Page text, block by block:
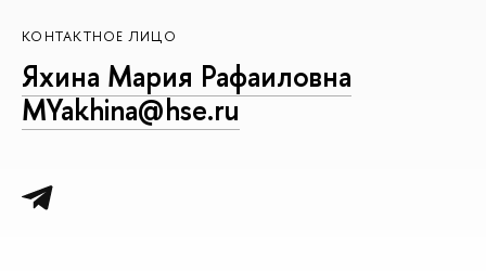
КОНТАКТНОЕ ЛИЦО
Яхина Мария Рафаиловна
MYakhina@hse.ru